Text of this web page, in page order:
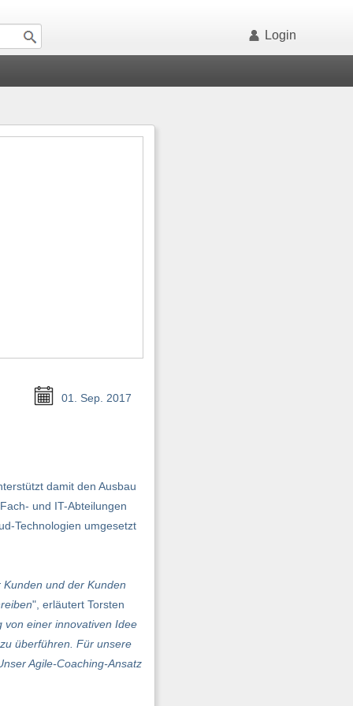
Login
01. Sep. 2017
damit den Ausbau
und IT-Abteilungen
Technologien umgesetzt
und der Kunden
", erläutert Torsten
von einer innovativen Idee
überführen. Für unsere
Agile-Coaching-Ansatz